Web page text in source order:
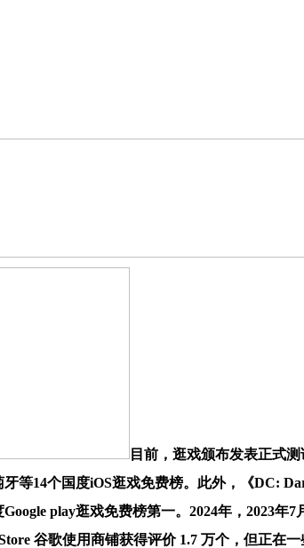
目前，逛戏颁布发表正式
等14个国度iOS逛戏免费榜。此外，《DC:
play逛戏免费榜第一。2024年，2023年
谷歌使用商铺获得评价 1.7 万个，但正在